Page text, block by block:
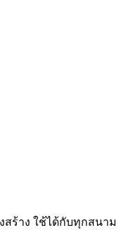
สร้าง ใช้ได้กับทุกสนาม